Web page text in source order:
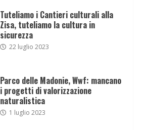
Tuteliamo i Cantieri culturali alla
Zisa, tuteliamo la cultura in
sicurezza
22 luglio 2023
Parco delle Madonie, Wwf: mancano
i progetti di valorizzazione
naturalistica
1 luglio 2023